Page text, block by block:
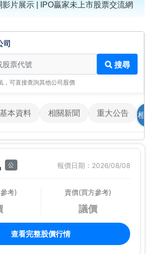
片展示 | IPO贏家未上市股票交流網
司
司
搜尋
，可直接查詢其他公司股價
基本資料 相關新聞 重大公告 相
公 報價日期：2026/08/08
考) 賣價(買方參考)
議價
查看完整股價行情